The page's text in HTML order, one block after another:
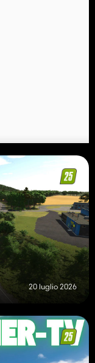
20 luglio 2026